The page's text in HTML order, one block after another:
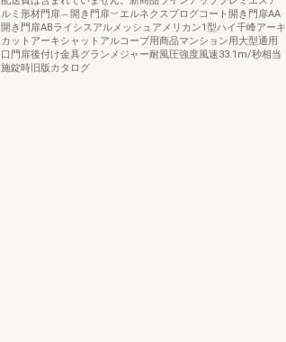
ルミ形材門扉︵開き門扉︶エルネクスプログコート開き門扉AA
開き門扉ABライシスアルメッシュアメリカン1型ハイ千峰アーキ
カットアーキシャットアルコーブ用商品マンション用大型通用
口門扉後付け金具グランメジャー耐風圧強度風速33.1m/秒相当
施錠時旧版カタログ